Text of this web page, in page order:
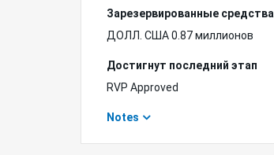
Зарезервированные средства
ДОЛЛ. США 0.87 миллионов
Достигнут последний этап
RVP Approved
Notes